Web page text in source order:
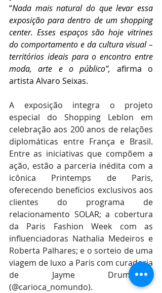
“Nada mais natural do que levar essa
exposição para dentro de um shopping
center. Esses espaços são hoje vitrines
do comportamento e da cultura visual –
territórios ideais para o encontro entre
moda, arte e o público”, afirma o
artista Alvaro Seixas.
A exposição integra o projeto
especial do Shopping Leblon em
celebração aos 200 anos de relações
diplomáticas entre França e Brasil.
Entre as iniciativas que compõem a
ação, estão a parceria inédita com a
icônica Printemps de Paris,
oferecendo benefícios exclusivos aos
clientes do programa de
relacionamento SOLAR; a cobertura
da Paris Fashion Week com as
influenciadoras Nathalia Medeiros e
Roberta Palhares; e o sorteio de uma
viagem de luxo a Paris com curadoria
de Jayme Drummond
(@carioca_nomundo).